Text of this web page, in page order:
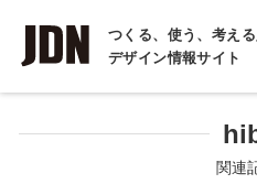
つくる、使う、考え
デザイン情報サイト
INTERVIEW
インタビュー
関連